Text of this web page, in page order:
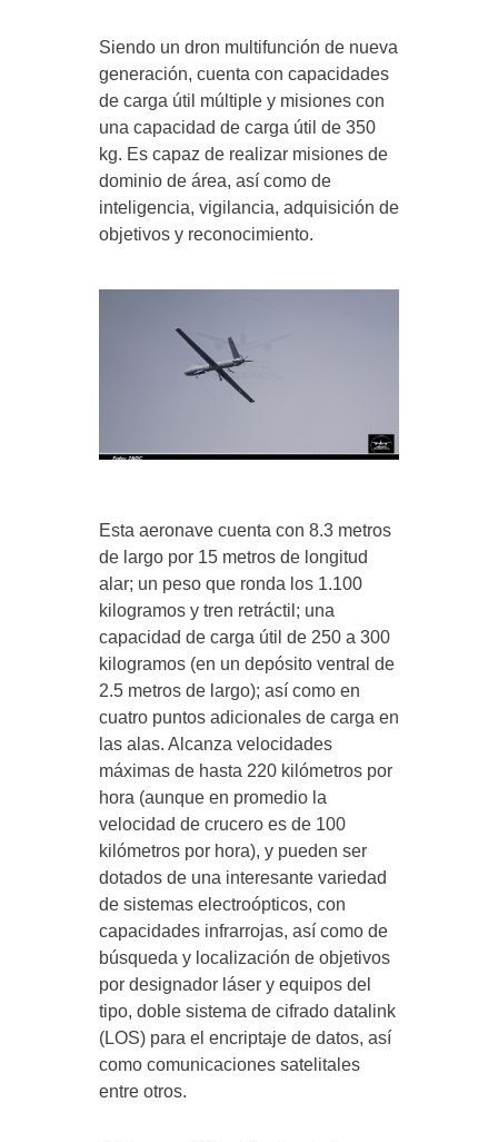
Siendo un dron multifunción de nueva
generación, cuenta con capacidades
de carga útil múltiple y misiones con
una capacidad de carga útil de 350
kg. Es capaz de realizar misiones de
dominio de área, así como de
inteligencia, vigilancia, adquisición de
objetivos y reconocimiento.
Esta aeronave cuenta con 8.3 metros
de largo por 15 metros de longitud
alar; un peso que ronda los 1.100
kilogramos y tren retráctil; una
capacidad de carga útil de 250 a 300
kilogramos (en un depósito ventral de
2.5 metros de largo); así como en
cuatro puntos adicionales de carga en
las alas. Alcanza velocidades
máximas de hasta 220 kilómetros por
hora (aunque en promedio la
velocidad de crucero es de 100
kilómetros por hora), y pueden ser
dotados de una interesante variedad
de sistemas electroópticos, con
capacidades infrarrojas, así como de
búsqueda y localización de objetivos
por designador láser y equipos del
tipo, doble sistema de cifrado datalink
(LOS) para el encriptaje de datos, así
como comunicaciones satelitales
entre otros.